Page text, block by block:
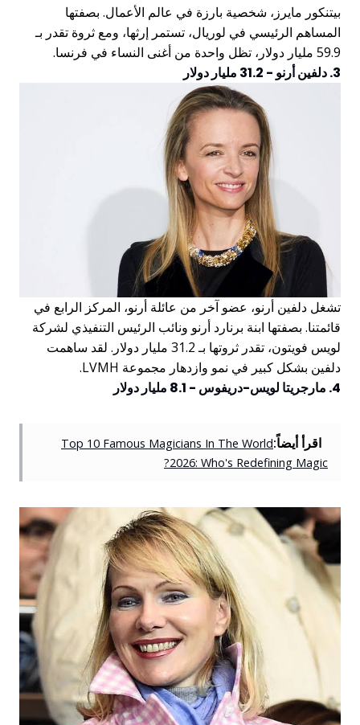
بيتنكور مايرز، شخصية بارزة في عالم الأعمال. بصفتها
المساهم الرئيسي في لوريال، تستمر إرثها، ومع ثروة تقدر بـ
59.9 مليار دولار، تظل واحدة من أغنى النساء في فرنسا.
3. دلفين أرنو - 31.2 مليار دولار
تشغل دلفين أرنو، عضو آخر من عائلة أرنو، المركز الرابع في
قائمتنا. بصفتها ابنة برنارد أرنو ونائب الرئيس التنفيذي لشركة
لويس فويتون، تقدر ثروتها بـ 31.2 مليار دولار. لقد ساهمت
دلفين بشكل كبير في نمو وازدهار مجموعة LVMH.
4. مارجريتا لويس-دريفوس - 8.1 مليار دولار
اقرأ أيضاً:Top 10 Famous Magicians In The World
2026: Who's Redefining Magic?